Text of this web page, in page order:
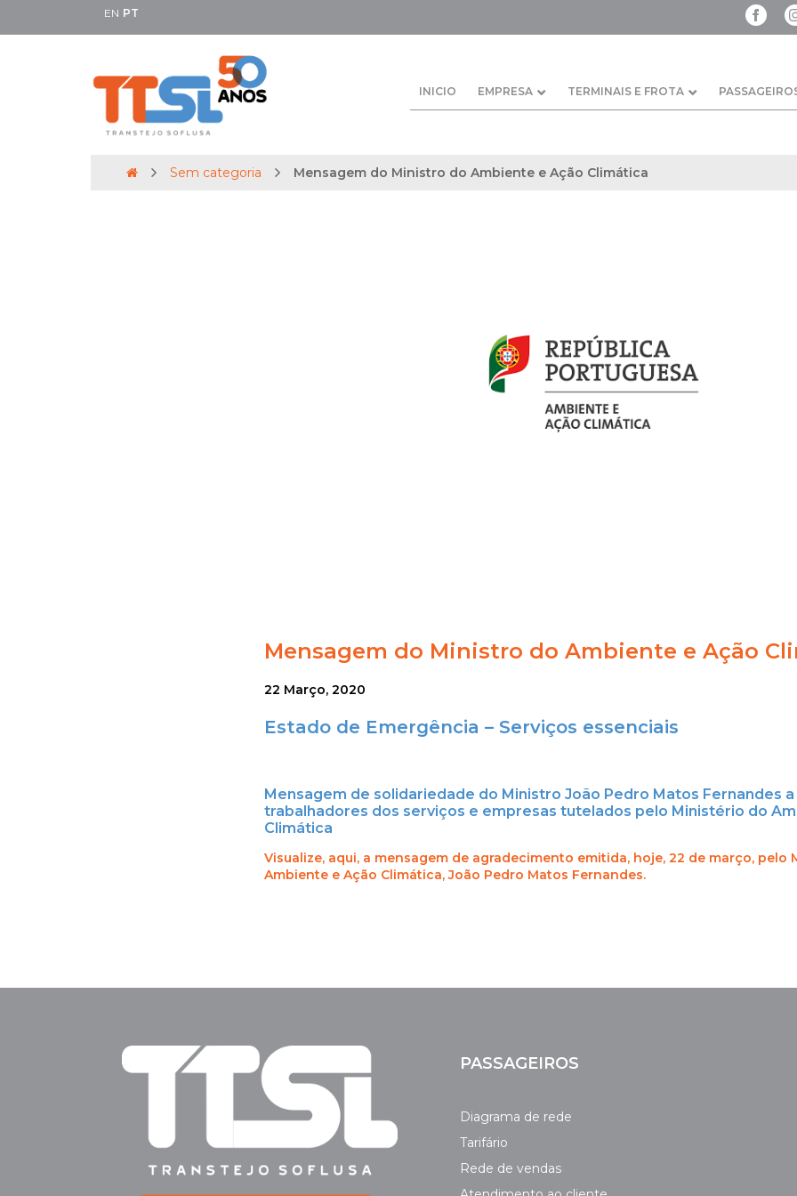
EN PT
INICIO EMPRESA TERMINAIS E FROTA
Sem categoria Mensagem do Ministro do Ambiente e Ação Climática
Mensagem do Ministro do Ambiente e Ação
22 Março, 2020
Estado de Emergência – Serviços essenciais
Mensagem de solidariedade do Ministro João Pedro Matos Fernandes
trabalhadores dos serviços e empresas tutelados pelo Ministério do
Climática
Visualize, aqui, a mensagem de agradecimento emitida, hoje, 22 de março, pelo
Ambiente e Ação Climática, João Pedro Matos Fernandes.
PASSAGEIROS
Diagrama de rede
Tarifário
Rede de vendas